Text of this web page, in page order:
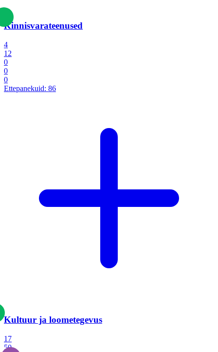
Kinnisvarateenused
4
12
0
0
0
Ettepanekuid: 86
Kultuur ja loometegevus
17
50